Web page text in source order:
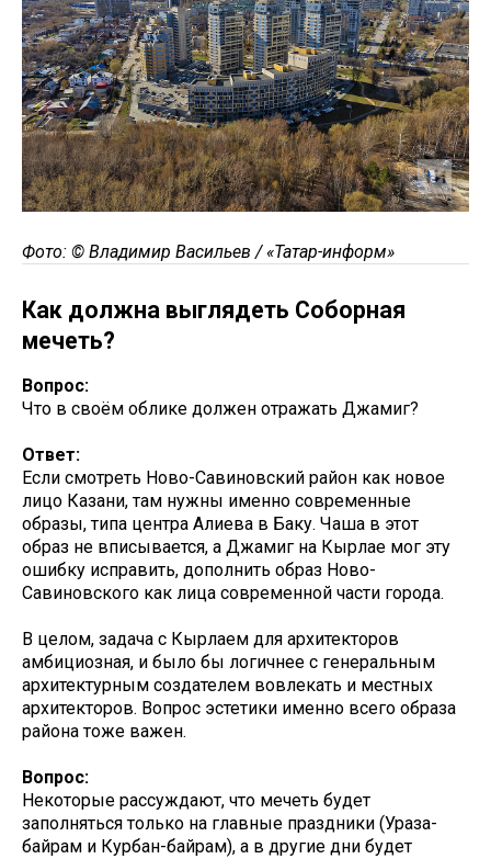
Фото: © Владимир Васильев / «Татар-информ»
Как должна выглядеть Соборная
мечеть?
Вопрос:
Что в своём облике должен отражать Джамиг?
Ответ:
Если смотреть Ново-Савиновский район как новое
лицо Казани, там нужны именно современные
образы, типа центра Алиева в Баку. Чаша в этот
образ не вписывается, а Джамиг на Кырлае мог эту
ошибку исправить, дополнить образ Ново-
Савиновского как лица современной части города.
В целом, задача с Кырлаем для архитекторов
амбициозная, и было бы логичнее с генеральным
архитектурным создателем вовлекать и местных
архитекторов. Вопрос эстетики именно всего образа
района тоже важен.
Вопрос:
Некоторые рассуждают, что мечеть будет
заполняться только на главные праздники (Ураза-
байрам и Курбан-байрам), а в другие дни будет